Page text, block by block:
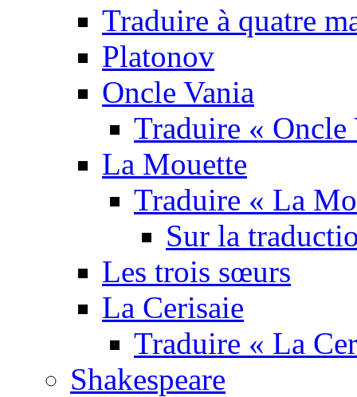
Traduire à quatre
Platonov
Oncle Vania
Traduire « Oncle
La Mouette
Traduire « La
Sur la
Les trois sœurs
La Cerisaie
Traduire « La
Shakespeare